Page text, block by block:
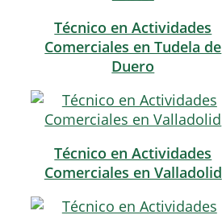
Técnico en Actividades
Comerciales en Tudela de
Duero
Técnico en Actividades
Comerciales en Valladolid